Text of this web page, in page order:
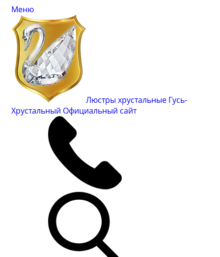
Меню
Люстры хрустальные Гусь-
Хрустальный Официальный сайт